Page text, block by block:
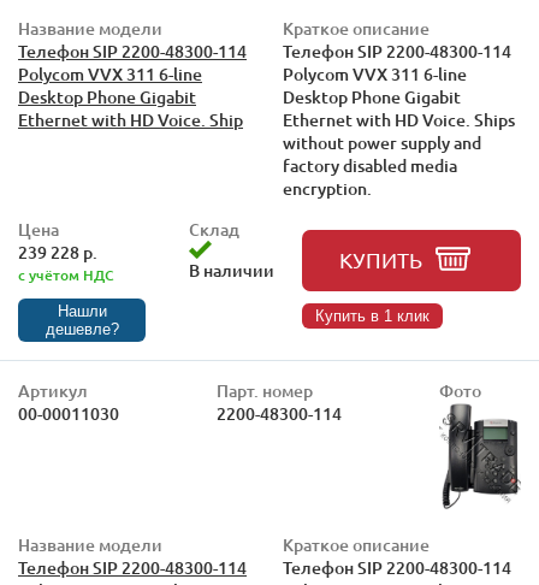
Название модели
Телефон SIP 2200-48300-114
Polycom VVX 311 6-line
Desktop Phone Gigabit
Ethernet with HD Voice. Ship
Краткое описание
Телефон SIP 2200-48300-114
Polycom VVX 311 6-line
Desktop Phone Gigabit
Ethernet with HD Voice. Ships
without power supply and
factory disabled media
encryption.
Цена
239 228 р.
с учётом НДС
Нашли
дешевле?
Склад
В наличии
КУПИТЬ
Купить в 1 клик
Артикул
00-00011030
Парт. номер
2200-48300-114
Фото
Название модели
Телефон SIP 2200-48300-114
Краткое описание
Телефон SIP 2200-48300-114